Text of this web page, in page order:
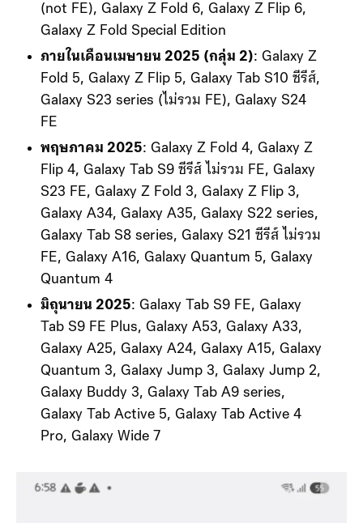
(not FE), Galaxy Z Fold 6, Galaxy Z Flip 6,
Galaxy Z Fold Special Edition
ภายในเดือนเมษายน 2025 (กลุ่ม 2): Galaxy Z
Fold 5, Galaxy Z Flip 5, Galaxy Tab S10 ซีรีส์,
Galaxy S23 series (ไม่รวม FE), Galaxy S24
FE
พฤษภาคม 2025: Galaxy Z Fold 4, Galaxy Z
Flip 4, Galaxy Tab S9 ซีรีส์ ไม่รวม FE, Galaxy
S23 FE, Galaxy Z Fold 3, Galaxy Z Flip 3,
Galaxy A34, Galaxy A35, Galaxy S22 series,
Galaxy Tab S8 series, Galaxy S21 ซีรีส์ ไม่รวม
FE, Galaxy A16, Galaxy Quantum 5, Galaxy
Quantum 4
มิถุนายน 2025: Galaxy Tab S9 FE, Galaxy
Tab S9 FE Plus, Galaxy A53, Galaxy A33,
Galaxy A25, Galaxy A24, Galaxy A15, Galaxy
Quantum 3, Galaxy Jump 3, Galaxy Jump 2,
Galaxy Buddy 3, Galaxy Tab A9 series,
Galaxy Tab Active 5, Galaxy Tab Active 4
Pro, Galaxy Wide 7